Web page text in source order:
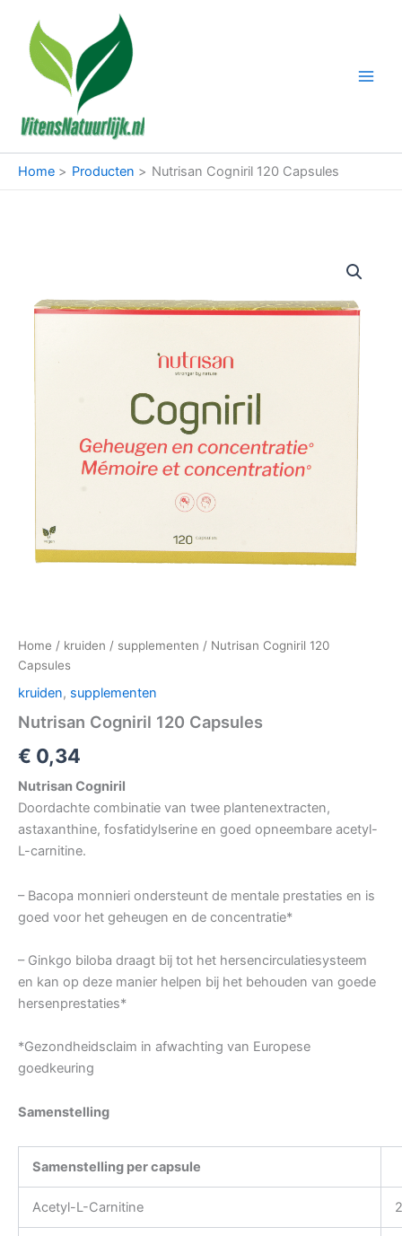
inhoud
Home Producten Nutrisan Cogniril 120 Capsules
Home / kruiden / supplementen / Nutrisan Cogniril 120
Capsules
kruiden, supplementen
Nutrisan Cogniril 120 Capsules
€ 0,34
Nutrisan Cogniril
Doordachte combinatie van twee plantenextracten,
astaxanthine, fosfatidylserine en goed opneembare acetyl-
L-carnitine.
– Bacopa monnieri ondersteunt de mentale prestaties en is
goed voor het geheugen en de concentratie*
– Ginkgo biloba draagt bij tot het hersencirculatiesysteem
en kan op deze manier helpen bij het behouden van goede
hersenprestaties*
*Gezondheidsclaim in afwachting van Europese
goedkeuring
Samenstelling
Samenstelling per capsule
Acetyl-L-Carnitine